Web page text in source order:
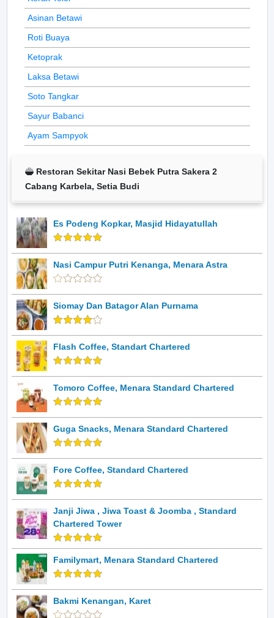
Asinan Betawi
Roti Buaya
Ketoprak
Laksa Betawi
Soto Tangkar
Sayur Babanci
Ayam Sampyok
Restoran Sekitar Nasi Bebek Putra Sakera 2
Cabang Karbela, Setia Budi
Es Podeng Kopkar, Masjid Hidayatullah
Nasi Campur Putri Kenanga, Menara Astra
Siomay Dan Batagor Alan Purnama
Flash Coffee, Standart Chartered
Tomoro Coffee, Menara Standard Chartered
Guga Snacks, Menara Standard Chartered
Fore Coffee, Standard Chartered
Janji Jiwa , Jiwa Toast & Joomba , Standard
Chartered Tower
Familymart, Menara Standard Chartered
Bakmi Kenangan, Karet